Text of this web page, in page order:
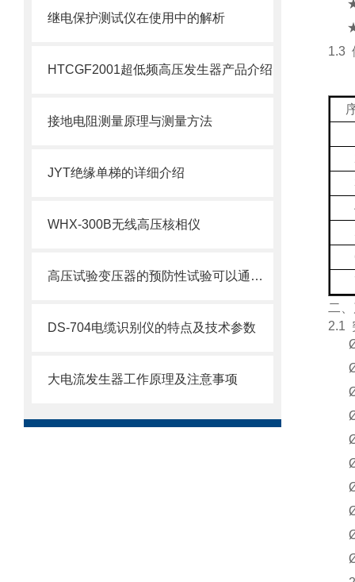
继电保护测试仪在使用中的解析
HTCGF2001超低频高压发生器产品介绍
接地电阻测量原理与测量方法
JYT绝缘单梯的详细介绍
WHX-300B无线高压核相仪
高压试验变压器的预防性试验可以通过以下几方面进行
DS-704电缆识别仪的特点及技术参数
大电流发生器工作原理及注意事项
1.3
二
2.1